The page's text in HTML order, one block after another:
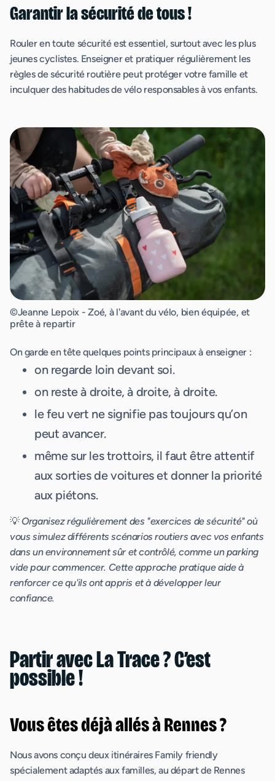
Garantir la sécurité de tous !
Rouler en toute sécurité est essentiel, surtout avec les plus
jeunes cyclistes. Enseigner et pratiquer régulièrement les
règles de sécurité routière peut protéger votre famille et
inculquer des habitudes de vélo responsables à vos enfants.
©Jeanne Lepoix - Zoé, à l'avant du vélo, bien équipée, et
prête à repartir
On garde en tête quelques points principaux à enseigner :
on regarde loin devant soi.
on reste à droite, à droite, à droite.
le feu vert ne signifie pas toujours qu’on
peut avancer.
même sur les trottoirs, il faut être attentif
aux sorties de voitures et donner la priorité
aux piétons.
💡 Organisez régulièrement des "exercices de sécurité" où
vous simulez différents scénarios routiers avec vos enfants
dans un environnement sûr et contrôlé, comme un parking
vide pour commencer. Cette approche pratique aide à
renforcer ce qu'ils ont appris et à développer leur
confiance.
Partir avec La Trace ? C’est
possible !
Vous êtes déjà allés à Rennes ?
Nous avons conçu deux itinéraires Family friendly
spécialement adaptés aux familles, au départ de Rennes